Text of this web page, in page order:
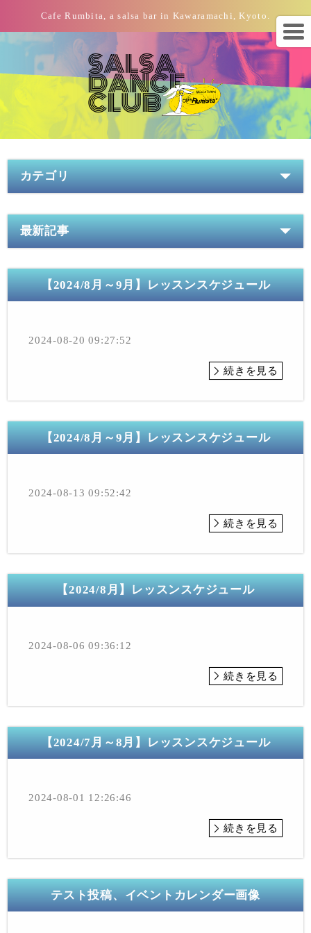
Cafe Rumbita, a salsa bar in Kawaramachi, Kyoto.
カテゴリ
最新記事
【2024/8月～9月】レッスンスケジュール
2024-08-20 09:27:52
続きを見る
【2024/8月～9月】レッスンスケジュール
2024-08-13 09:52:42
続きを見る
【2024/8月】レッスンスケジュール
2024-08-06 09:36:12
続きを見る
【2024/7月～8月】レッスンスケジュール
2024-08-01 12:26:46
続きを見る
テスト投稿、イベントカレンダー画像